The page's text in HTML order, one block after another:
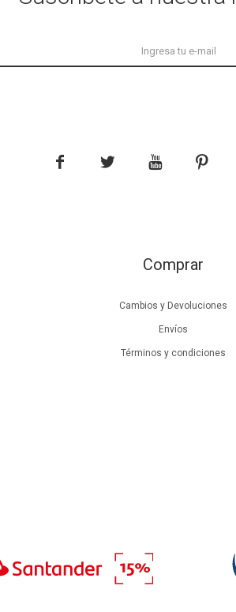
Comprar
Cambios y Devoluciones
Envíos
Términos y condiciones
   